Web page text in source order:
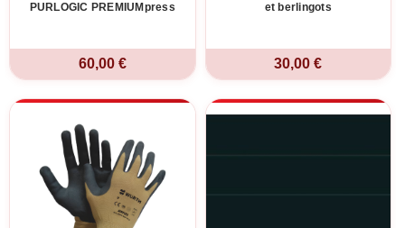
PURLOGIC PREMIUMpress
60,00 €
et berlingots
30,00 €